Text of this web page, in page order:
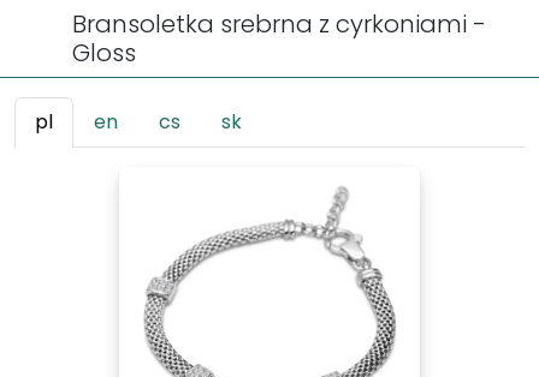
Bransoletka srebrna z cyrkoniami -
Gloss
pl en cs sk